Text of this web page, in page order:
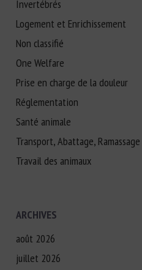
Invertébrés
Logement et Enrichissement
Non classifié
One Welfare
Prise en charge de la douleur
Réglementation
Santé animale
Transport, Abattage, Ramassage
Travail des animaux
ARCHIVES
août 2026
juillet 2026